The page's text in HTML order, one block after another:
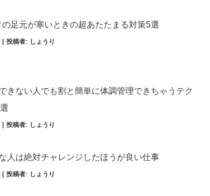
の足元が寒いときの超あたたまる対策5選
投稿者: しょうり
きない人でも割と簡単に体調管理できちゃうテク
投稿者: しょうり
人は絶対チャレンジしたほうが良い仕事
投稿者: しょうり